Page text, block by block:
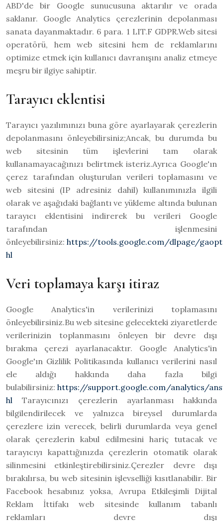
ABD'de bir Google sunucusuna aktarılır ve orada
saklanır. Google Analytics çerezlerinin depolanması
sanata dayanmaktadır. 6 para. 1 LIT.F GDPR.Web sitesi
operatörü, hem web sitesini hem de reklamlarını
optimize etmek için kullanıcı davranışını analiz etmeye
meşru bir ilgiye sahiptir.
Tarayıcı eklentisi
Tarayıcı yazılımınızı buna göre ayarlayarak çerezlerin
depolanmasını önleyebilirsiniz;Ancak, bu durumda bu
web sitesinin tüm işlevlerini tam olarak
kullanamayacağınızı belirtmek isteriz.Ayrıca Google'ın
çerez tarafından oluşturulan verileri toplamasını ve
web sitesini (IP adresiniz dahil) kullanımınızla ilgili
olarak ve aşağıdaki bağlantı ve yükleme altında bulunan
tarayıcı eklentisini indirerek bu verileri Google
tarafından işlenmesini
önleyebilirsiniz: https://tools.google.com/dlpage/
hl
Veri toplamaya karşı itiraz
Google Analytics'in verilerinizi toplamasını
önleyebilirsiniz.Bu web sitesine gelecekteki ziyaretlerde
verilerinizin toplanmasını önleyen bir devre dışı
bırakma çerezi ayarlanacaktır. Google Analytics'in
Google'ın Gizlilik Politikasında kullanıcı verilerini nasıl
ele aldığı hakkında daha fazla bilgi
bulabilirsiniz: https://support.google.com/analytics/
hl Tarayıcınızı çerezlerin ayarlanması hakkında
bilgilendirilecek ve yalnızca bireysel durumlarda
çerezlere izin verecek, belirli durumlarda veya genel
olarak çerezlerin kabul edilmesini hariç tutacak ve
tarayıcıyı kapattığınızda çerezlerin otomatik olarak
silinmesini etkinleştirebilirsiniz.Çerezler devre dışı
bırakılırsa, bu web sitesinin işlevselliği kısıtlanabilir. Bir
Facebook hesabınız yoksa, Avrupa Etkileşimli Dijital
Reklam İttifakı web sitesinde kullanım tabanlı
reklamları devre dışı